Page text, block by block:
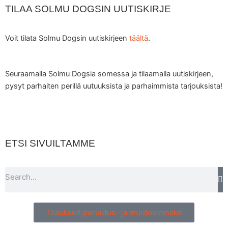
e
o
t
g
m
t
a
t
k
TILAA SOLMU DOGSIN UUTISKIRJE
Voit tilata Solmu Dogsin uutiskirjeen täältä.
Seuraamalla Solmu Dogsia somessa ja tilaamalla uutiskirjeen,
pysyt parhaiten perillä uutuuksista ja parhaimmista tarjouksista!
ETSI SIVUILTAMME
Tilauksen peruutus- ja muutoslomake